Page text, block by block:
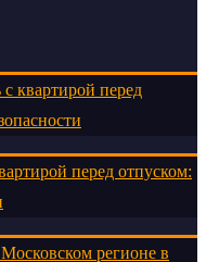
с квартирой перед
перед отпуском:
регионе в